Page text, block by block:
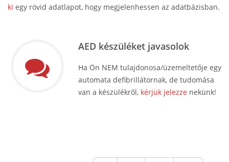
ki egy rövid adatlapot, hogy megjelenhessen az adatbázisban.
AED készüléket javasolok
Ha Ön NEM tulajdonosa/üzemeltetője egy
automata defibrillátornak, de tudomása
van a készülékről, kérjük jelezze nekünk!